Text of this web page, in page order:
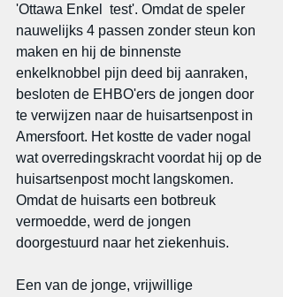
'Ottawa Enkel  test'. Omdat de speler
nauwelijks 4 passen zonder steun kon
maken en hij de binnenste
enkelknobbel pijn deed bij aanraken,
besloten de EHBO'ers de jongen door
te verwijzen naar de huisartsenpost in
Amersfoort. Het kostte de vader nogal
wat overredingskracht voordat hij op de
huisartsenpost mocht langskomen.
Omdat de huisarts een botbreuk
vermoedde, werd de jongen
doorgestuurd naar het ziekenhuis.
Een van de jonge, vrijwillige